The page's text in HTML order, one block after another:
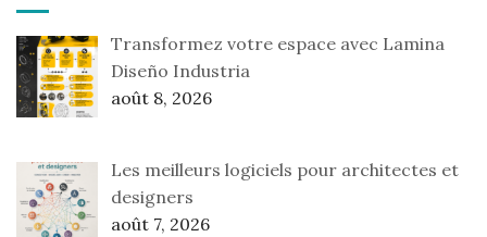
Transformez votre espace avec Lamina
Diseño Industria
août 8, 2026
Les meilleurs logiciels pour architectes et
designers
août 7, 2026